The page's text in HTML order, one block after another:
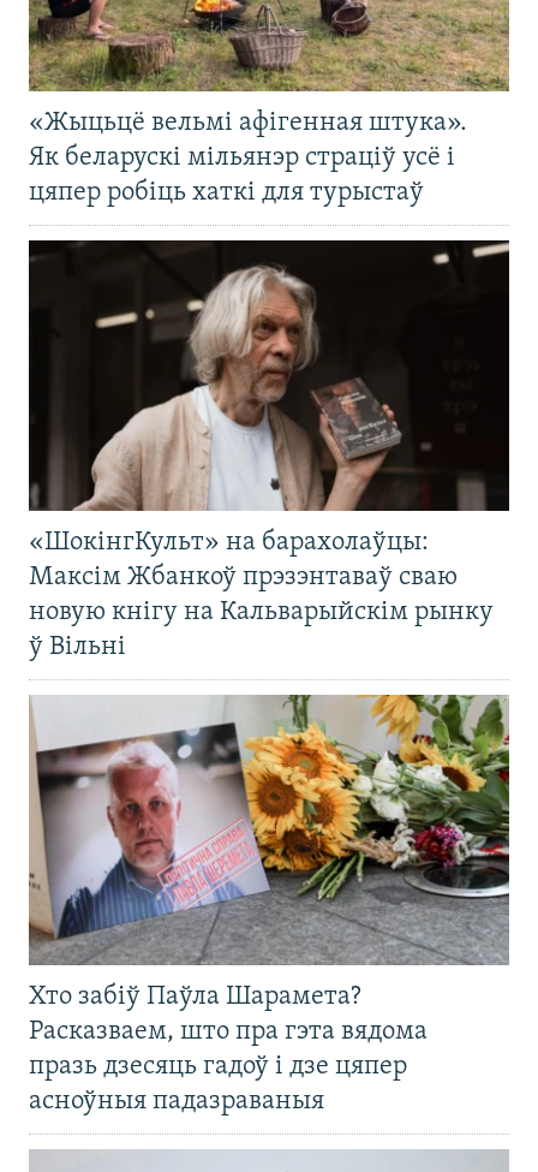
«Жыцьцё вельмі афігенная штука».
Як беларускі мільянэр страціў усё і
цяпер робіць хаткі для турыстаў
«ШокінгКульт» на барахолаўцы:
Максім Жбанкоў прэзэнтаваў сваю
новую кнігу на Кальварыйскім рынку
ў Вільні
Хто забіў Паўла Шарамета?
Расказваем, што пра гэта вядома
празь дзесяць гадоў і дзе цяпер
асноўныя падазраваныя